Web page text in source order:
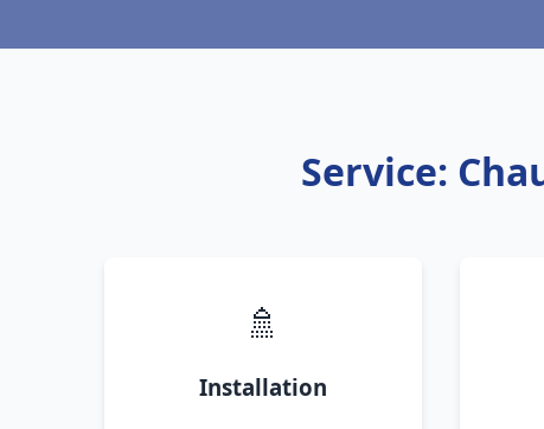
Service:
🚿
Installation